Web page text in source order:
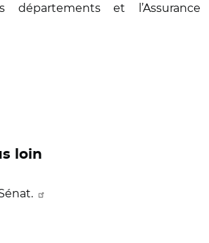
départements et l’Assurance
loin